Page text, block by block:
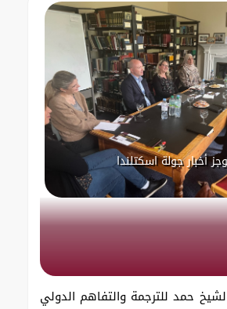
أخبار جولة اسكتلندا
حمد للترجمة والتفاهم الدولي